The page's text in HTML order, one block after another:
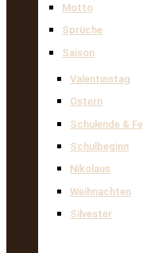
Motto
Sprüche
Saison
Valentinstag
Ostern
Schulende &
Schulbeginn
Nikolaus
Weihnachten
Silvester